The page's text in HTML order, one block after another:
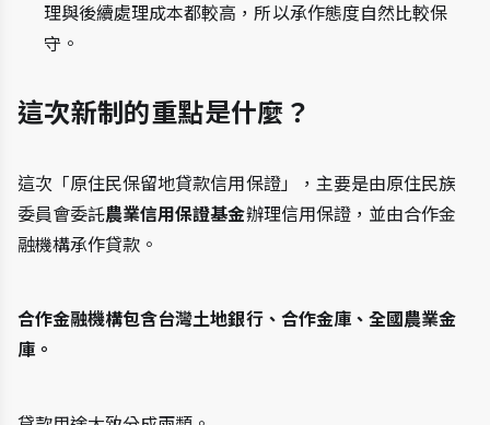
理與後續處理成本都較高，所以承作態度自然比較保
守。
這次新制的重點是什麼？
這次「原住民保留地貸款信用保證」，主要是由原住民族
委員會委託農業信用保證基金辦理信用保證，並由合作金
融機構承作貸款。
合作金融機構包含台灣土地銀行、合作金庫、全國農業金
庫。